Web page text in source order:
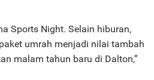
Sports Night. Selain hiburan,
umrah menjadi nilai tambah
malam tahun baru di Dalton,”